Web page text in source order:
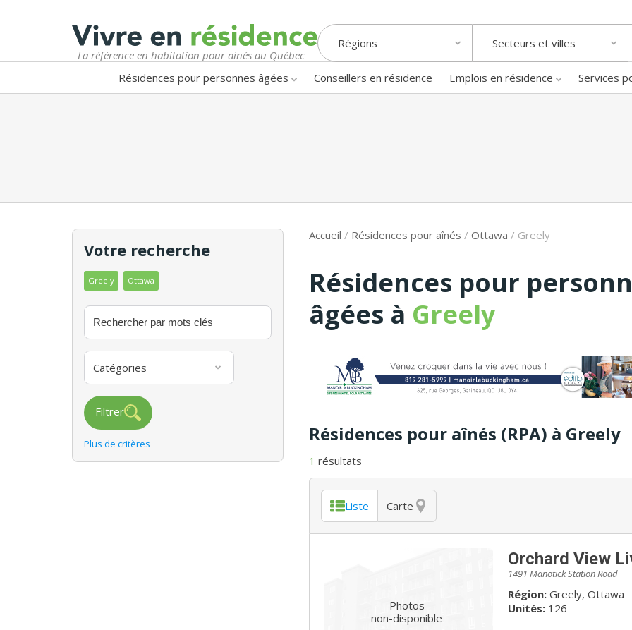
La référence en habitation pour ainés au Québec
Régions Secteurs et villes
Résidences pour personnes âgées Conseillers en résidence Emplois en résidence Services
Votre recherche
Greely Ottawa
Catégories
Filtrer
Plus de critères
Accueil / Résidences pour aînés / Ottawa / Greely
Résidences pour
âgées à Greely
Résidences pour aînés (RPA) à Greely
1 résultats
Liste Carte
Photos
non-disponible
Orchard View
1491 Manotick Station Road
Région: Greely, Ottawa
Unités:126